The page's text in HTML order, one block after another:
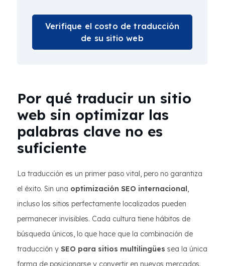
Verifique el costo de traducción
de su sitio web
Por qué traducir un sitio
web sin optimizar las
palabras clave no es
suficiente
La traducción es un primer paso vital, pero no garantiza
el éxito. Sin una optimización SEO internacional,
incluso los sitios perfectamente localizados pueden
permanecer invisibles. Cada cultura tiene hábitos de
búsqueda únicos, lo que hace que la combinación de
traducción y SEO para sitios multilingües sea la única
forma de posicionarse y convertir en nuevos mercados.